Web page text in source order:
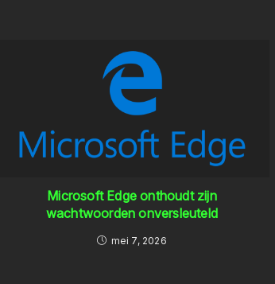
Microsoft Edge onthoudt zijn
wachtwoorden onversleuteld
mei 7, 2026